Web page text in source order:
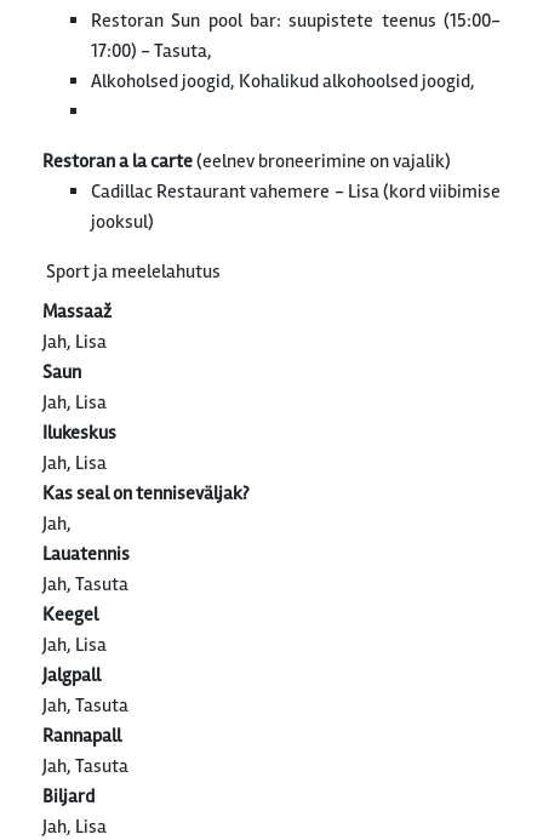
Restoran Sun pool bar: suupistete teenus (15:00-
17:00) - Tasuta,
Alkoholsed joogid, Kohalikud alkohoolsed joogid,
Restoran a la carte(eelnev broneerimine on vajalik)
Cadillac Restaurant vahemere - Lisa (kord viibimise
jooksul)
Sport ja meelelahutus
Massaaž
Jah, Lisa
Saun
Jah, Lisa
Ilukeskus
Jah, Lisa
Kas seal on tenniseväljak?
Jah,
Lauatennis
Jah, Tasuta
Keegel
Jah, Lisa
Jalgpall
Jah, Tasuta
Rannapall
Jah, Tasuta
Biljard
Jah, Lisa